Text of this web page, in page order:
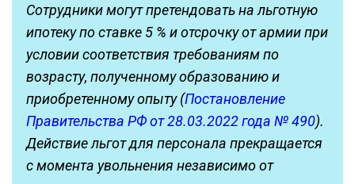
Сотрудники могут претендовать на льготную
ипотеку по ставке 5 % и отсрочку от армии при
условии соответствия требованиям по
возрасту, полученному образованию и
приобретенному опыту (Постановление
Правительства РФ от 28.03.2022 года № 490).
Действие льгот для персонала прекращается
с момента увольнения независимо от